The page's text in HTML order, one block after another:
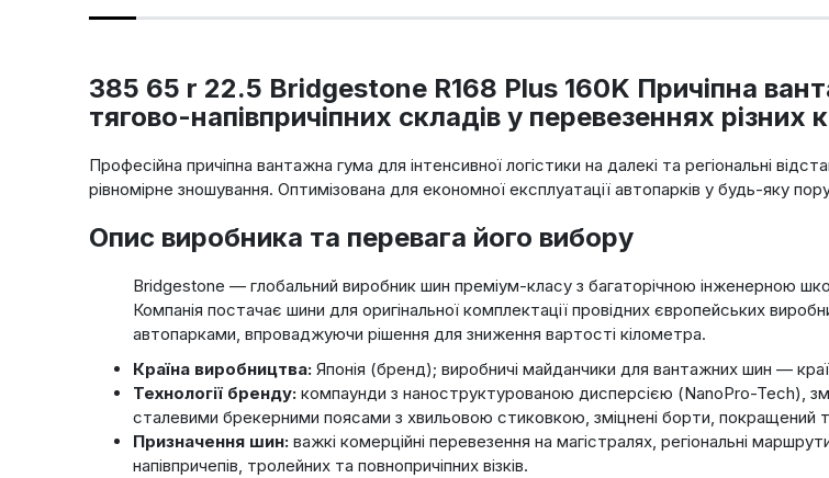
385 65 r 22.5 Bridgestone R168 Plus 160K Причіпна
тягово-напівпричіпних складів у перевезеннях різних
Професійна причіпна вантажна гума для інтенсивної логістики на далекі та регіональні
рівномірне зношування. Оптимізована для економної експлуатації автопарків у будь-яку
Опис виробника та перевага його вибору
Bridgestone — глобальний виробник шин преміум-класу з багаторічною інженерною
Компанія постачає шини для оригінальної комплектації провідних європейських
автопарками, впроваджуючи рішення для зниження вартості кілометра.
Країна виробництва:Японія (бренд); виробничі майданчики для вантажних шин —
Технології бренду:компаунди з наноструктурованою дисперсією (NanoPro-Tech),
сталевими брекерними поясами з хвильовою стиковкою, зміцнені борти, покращений
Призначення шин:важкі комерційні перевезення на магістралях, регіональні
напівпричепів, тролейних та повнопричіпних візків.